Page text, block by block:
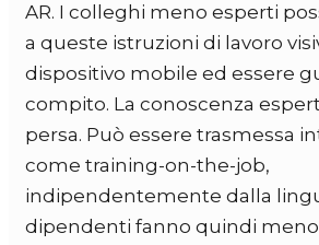
AR. I colleghi meno esperti
a queste istruzioni di lavoro
dispositivo mobile ed essere
compito. La conoscenza
persa. Può essere trasmessa
come training-on-the-job,
indipendentemente dalla
dipendenti fanno quindi